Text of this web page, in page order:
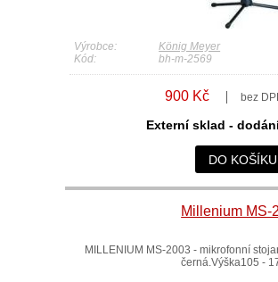
Výrobce:
König Meyer
Kód:
bh-m-2569
900 Kč bez
Externí sklad -
DO KOŠÍKU
Millenium MS-
MILLENIUM MS-2003 - mikrofonní
černá.Výška105 -